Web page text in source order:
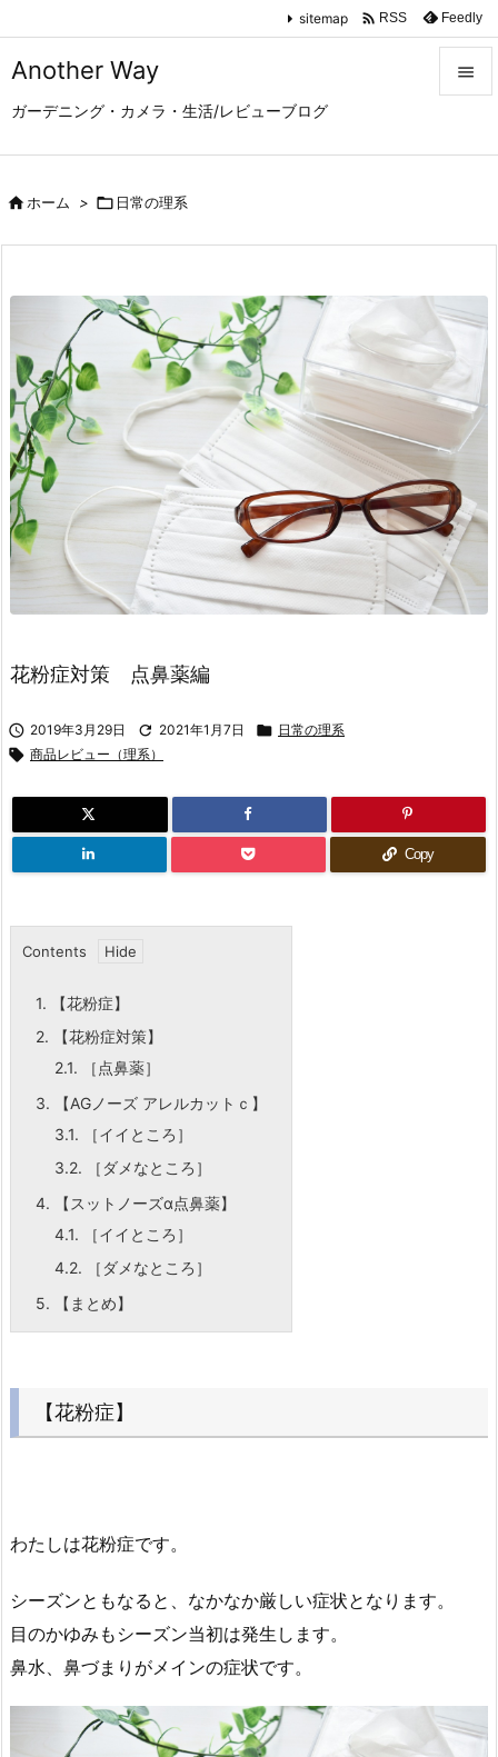
Another Way
ガーデニング・カメラ・生活/レビューブログ


次へ

検索
sitemap  RSS Feedly
ホーム >  日常の理系
花粉症対策 点鼻薬編
 2019年3月29日  2021年1月7日  日常の理系
 商品レビュー（理系）
Copy
Contents
1. 【花粉症】
2. 【花粉症対策】
2.1. ［点鼻薬］
3. 【AGノーズ アレルカットｃ】
3.1. ［イイところ］
3.2. ［ダメなところ］
4. 【スットノーズα点鼻薬】
4.1. ［イイところ］
4.2. ［ダメなところ］
5. 【まとめ】
【花粉症】
わたしは花粉症です。
シーズンともなると、なかなか厳しい症状となります。
目のかゆみもシーズン当初は発生します。
鼻水、鼻づまりがメインの症状です。